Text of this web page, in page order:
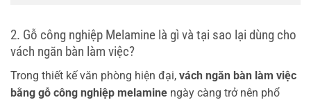
2. Gỗ công nghiệp Melamine là gì và tại sao lại dùng cho
vách ngăn bàn làm việc?
Trong thiết kế văn phòng hiện đại, vách ngăn bàn làm việc
bằng gỗ công nghiệp melamine ngày càng trở nên phổ